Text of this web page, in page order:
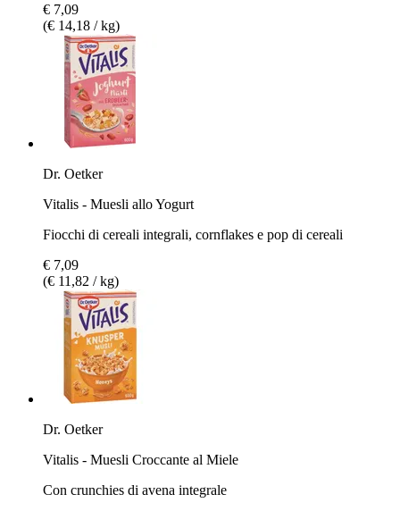
€ 7,09
(€ 14,18 / kg)
Dr. Oetker
Vitalis - Muesli allo Yogurt
Fiocchi di cereali integrali, cornflakes e pop di cereali
€ 7,09
(€ 11,82 / kg)
Dr. Oetker
Vitalis - Muesli Croccante al Miele
Con crunchies di avena integrale